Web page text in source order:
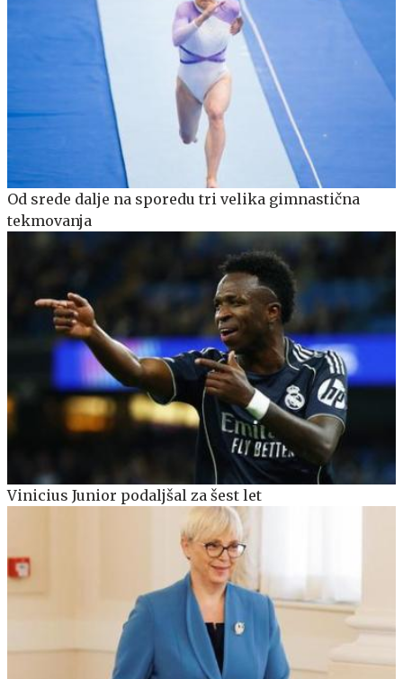
Od srede dalje na sporedu tri velika gimnastična
tekmovanja
Vinicius Junior podaljšal za šest let